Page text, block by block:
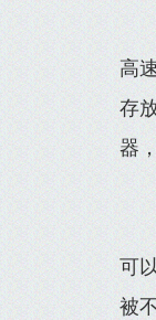
高
存
器
可
被